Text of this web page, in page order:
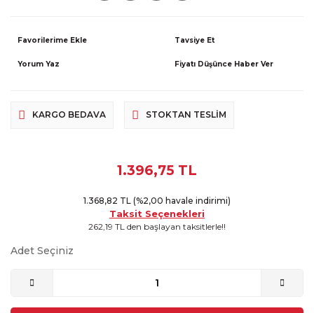
Tavsiye Et
Yorum Yaz Fiyatı Düşünce Haber Ver
KARGO BEDAVA STOKTAN TESLIM
1.396,75 TL
1.368,82 TL (%2,00 havale indirimi)
Taksit Seçenekleri
262,19 TL den başlayan taksitlerle!!
Adet Seçiniz